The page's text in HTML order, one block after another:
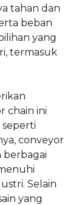
tahan dan
beban
yang
termasuk
chain ini
conveyor
berbagai
Selain
yang